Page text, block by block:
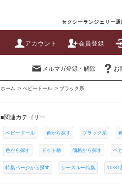
セクシーランジェリー
アカウント 会員登録
メルマガ登録・解除 お
ホーム > ベビードール > ブラック系
■関連カテゴリー
ベビードール 色から探す ブラック系
色から探す ドット柄 価格から探す ベ
特集ページから探す シースルー特集 10/31